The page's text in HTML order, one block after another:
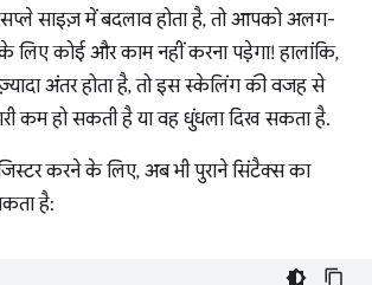
साइज़ में बदलाव होता है, तो आपको अलग-
कोई और काम नहीं करना पड़ेगा! हालांकि,
अंतर होता है, तो इस स्केलिंग की वजह से
कम हो सकती है या वह धुंधला दिख सकता है.
करने के लिए, अब भी पुराने सिंटैक्स का
है: